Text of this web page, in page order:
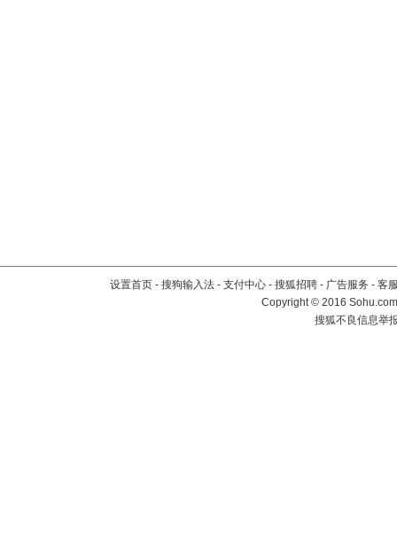
设置首页 - 搜狗输入法 - 支付中心 - 搜狐招聘 - 广告服务 - 客
Copyright©2016
搜狐不良信息举